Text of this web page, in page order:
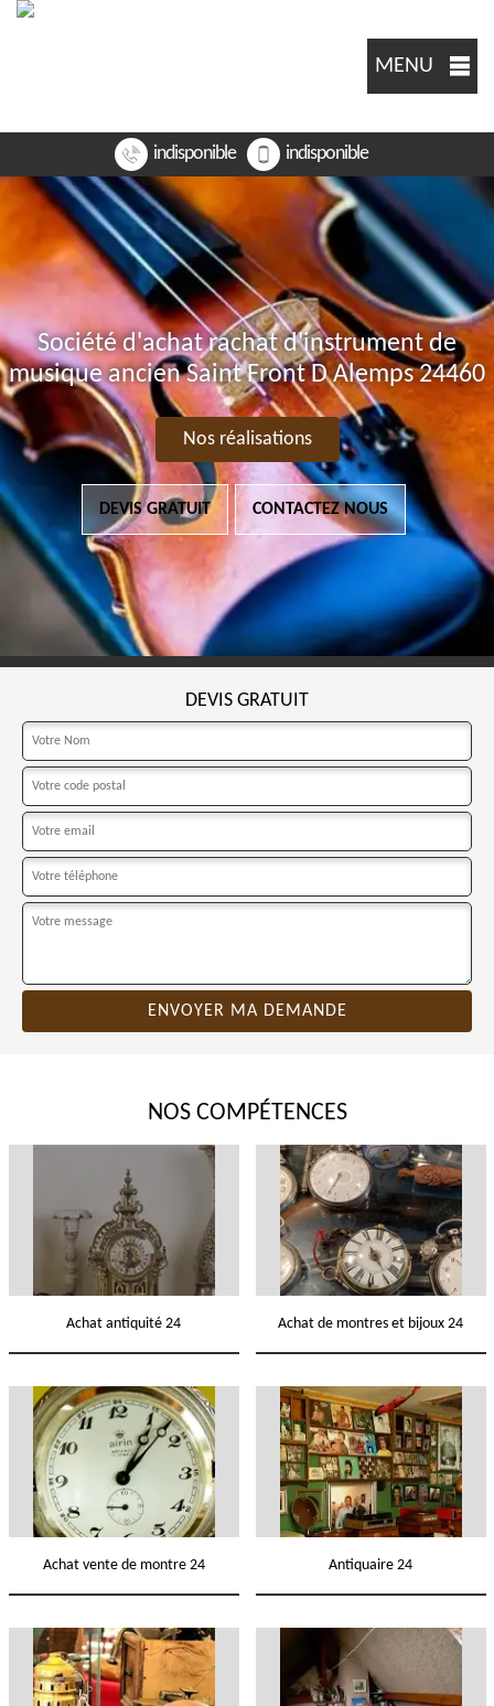
MENU
indisponible indisponible
Société d'achat rachat d'instrument de
musique ancien Saint Front D Alemps 24460
Nos réalisations
DEVIS GRATUIT CONTACTEZ NOUS
DEVIS GRATUIT
NOS COMPÉTENCES
Achat antiquité 24 Achat de montres et bijoux 24
Achat vente de montre 24 Antiquaire 24